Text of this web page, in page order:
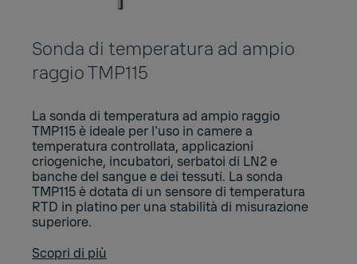
Sonda di temperatura ad ampio
raggio TMP115
La sonda di temperatura ad ampio raggio
TMP115 è ideale per l'uso in camere a
temperatura controllata, applicazioni
criogeniche, incubatori, serbatoi di LN2 e
banche del sangue e dei tessuti. La sonda
TMP115 è dotata di un sensore di temperatura
RTD in platino per una stabilità di misurazione
superiore.
Scopri di più